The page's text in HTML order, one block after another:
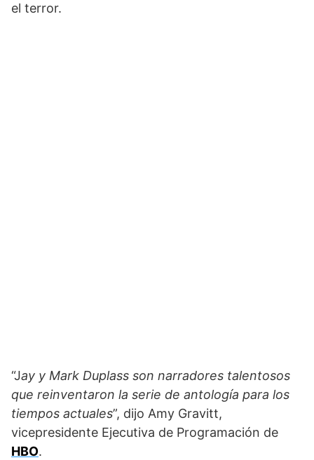
el terror.
“Jay y Mark Duplass son narradores talentosos
que reinventaron la serie de antología para los
tiempos actuales”, dijo Amy Gravitt,
vicepresidente Ejecutiva de Programación de
HBO.